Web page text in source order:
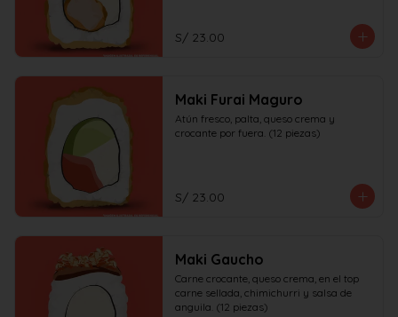
S/ 23.00
Maki Furai Maguro
Atún fresco, palta, queso crema y
crocante por fuera. (12 piezas)
S/ 23.00
Maki Gaucho
Carne crocante, queso crema, en el top
carne sellada, chimichurri y salsa de
anguila. (12 piezas)